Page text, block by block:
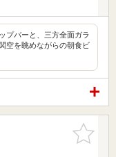
プバーと、三方全面ガラ
空を眺めながらの朝食ビ
お気に入
りに追加